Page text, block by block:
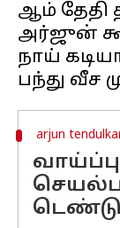
ஆம் தேதி
அர்ஜுன்
நாய்
arjun